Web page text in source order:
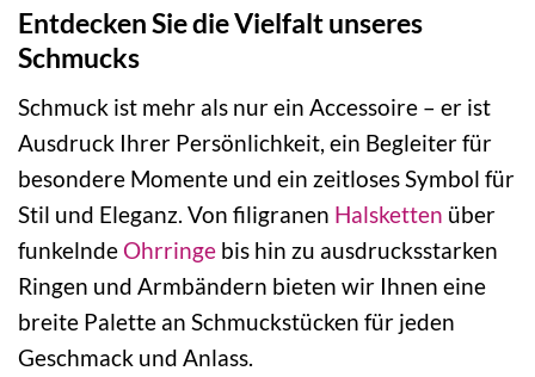
Entdecken Sie die Vielfalt unseres
Schmucks
Schmuck ist mehr als nur ein Accessoire – er ist
Ausdruck Ihrer Persönlichkeit, ein Begleiter für
besondere Momente und ein zeitloses Symbol für
Stil und Eleganz. Von filigranen Halsketten über
funkelnde Ohrringe bis hin zu ausdrucksstarken
Ringen und Armbändern bieten wir Ihnen eine
breite Palette an Schmuckstücken für jeden
Geschmack und Anlass.